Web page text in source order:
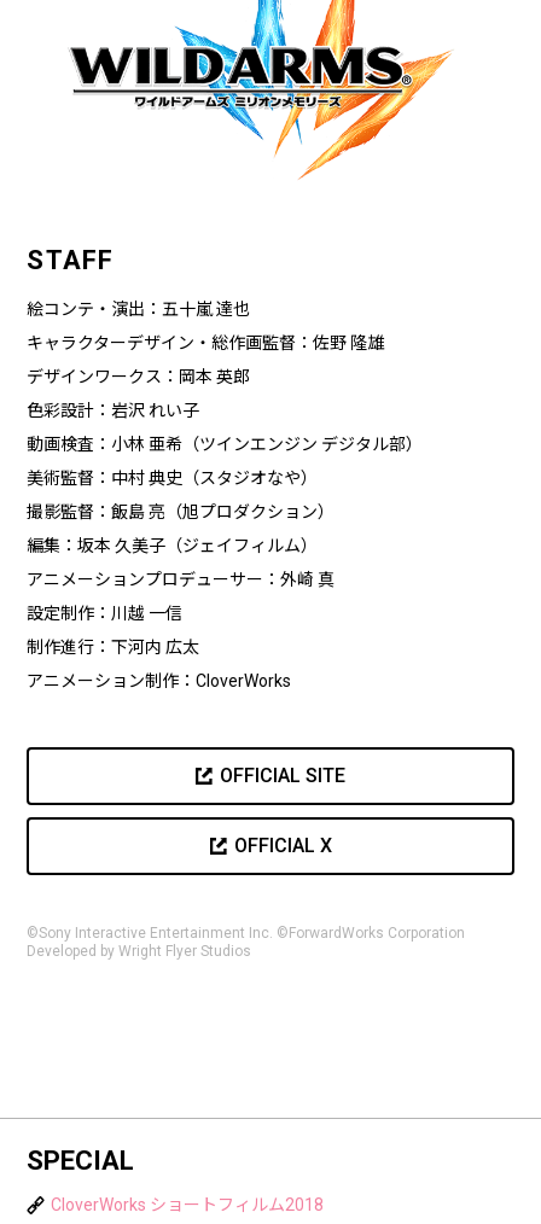
STAFF
絵コンテ・演出：五十嵐 達也
キャラクターデザイン・総作画監督：佐野 隆雄
デザインワークス：岡本 英郎
色彩設計：岩沢 れい子
動画検査：小林 亜希（ツインエンジン デジタル部）
美術監督：中村 典史（スタジオなや）
撮影監督：飯島 亮（旭プロダクション）
編集：坂本 久美子（ジェイフィルム）
アニメーションプロデューサー：外崎 真
設定制作：川越 一信
制作進行：下河内 広太
アニメーション制作：CloverWorks
OFFICIAL SITE
OFFICIAL X
©Sony Interactive Entertainment Inc. ©ForwardWorks Corporation
Developed by Wright Flyer Studios
SPECIAL
CloverWorks ショートフィルム2018